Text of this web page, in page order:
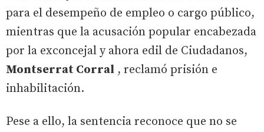
para el desempeño de empleo o cargo público,
mientras que la acusación popular encabezada
por la exconcejal y ahora edil de Ciudadanos,
Montserrat Corral , reclamó prisión e
inhabilitación.
Pese a ello, la sentencia reconoce que no se